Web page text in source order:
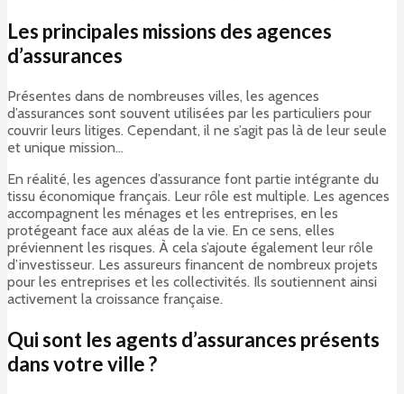
Les principales missions des agences
d’assurances
Présentes dans de nombreuses villes, les agences
d’assurances sont souvent utilisées par les particuliers pour
couvrir leurs litiges. Cependant, il ne s’agit pas là de leur seule
et unique mission…
En réalité, les agences d’assurance font partie intégrante du
tissu économique français. Leur rôle est multiple. Les agences
accompagnent les ménages et les entreprises, en les
protégeant face aux aléas de la vie. En ce sens, elles
préviennent les risques. À cela s’ajoute également leur rôle
d’investisseur. Les assureurs financent de nombreux projets
pour les entreprises et les collectivités. Ils soutiennent ainsi
activement la croissance française.
Qui sont les agents d’assurances présents
dans votre ville ?